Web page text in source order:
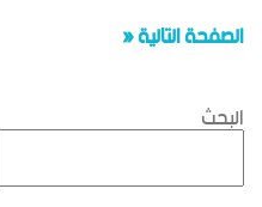
الصفحة التالية «
البحث